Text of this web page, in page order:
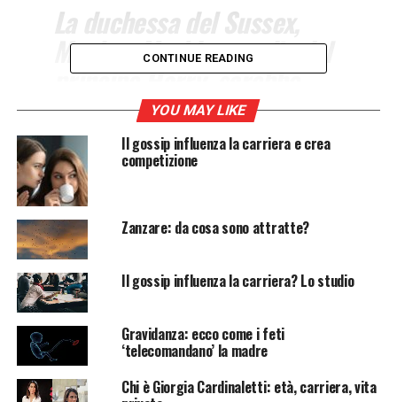
La duchessa del Sussex,
Meghan Markle, moglie del
principe Harry, sarebbe
stata ricoverata in ospedale
per un parto prematuro.
L’indiscrezione del
magazine “New Idea”.
L’indiscrezione
Secondo indiscrezioni circolate nelle ultime ore
Meghan Markle
ospedale per partorire. Si tratterebbe dunque di un
parto prematuro. Laduchessa del Sussex
infatti dovuto dare alla luce la sua
secondogenita
, nata
CONTINUE READING
YOU MAY LIKE
Il gossip influenza la carriera e crea
competizione
Zanzare: da cosa sono attratte?
Il gossip influenza la carriera? Lo studio
Gravidanza: ecco come i feti
‘telecomandano’ la madre
Chi è Giorgia Cardinaletti: età, carriera, vita